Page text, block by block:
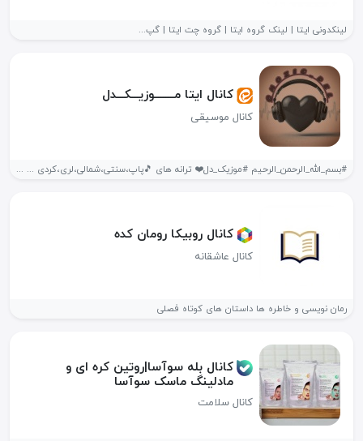
لینکدونی ایتا | لینک گروه ایتا | گروه چت ایتا | گپ...
کانال ایتا مــــــــوزیـــکـــدل️
کانال موسیقی
#بسم_الله_الرحمن_الرحیم #موزیک_دل❤️ ترانه های 🎵پاپ،سنتی،شمالی،لری،کردی ... آهنگ زنگ همه و همه در...
کانال روبیکا رومان کده
کانال عاشقانه
رمان نویسی و خاطره ها داستان های کوتاه فصلی
کانال بله سوآسا|روتین کره ای و
مادلینگ ماسک سوآسا
کانال سلامت